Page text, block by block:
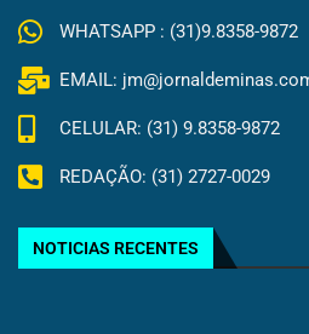
WHATSAPP : (31)9.8358-9872
EMAIL:
CELULAR: (31) 9.8358-9872
REDAÇÃO: (31) 2727-0029
NOTICIAS RECENTES